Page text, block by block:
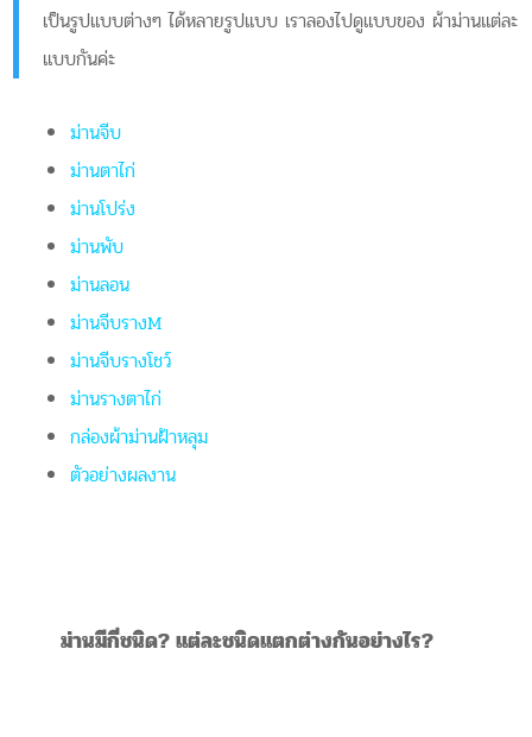
เป็นรูปแบบต่างๆ ได้หลายรูปแบบ เราลองไปดูแบบของ ผ้าม่านแต่ละ
แบบกันค่ะ
ม่านจีบ
ม่านตาไก่
ม่านโปร่ง
ม่านพับ
ม่านลอน
ม่านจีบรางM
ม่านจีบรางโชว์
ม่านรางตาไก่
กล่องผ้าม่านฝ้าหลุม
ตัวอย่างผลงาน
ม่านมีกี่ชนิด? แต่ละชนิดแตกต่างกันอย่างไร?